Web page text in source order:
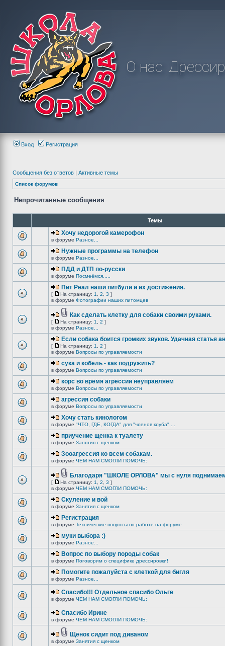
О нас
Вход Регистрация
Сообщения без ответов | Активные темы
Список форумов
Непрочитанные сообщения
Темы
Хочу недорогой камерофон
в форуме Разное...
Нужные программы на телефон
в форуме Разное...
ПДД и ДТП по-русски
в форуме Посмеёмся.....
Пит Реал наши питбули и их достижения.
[ На страницу: 1 2 3 ]
в форуме Фотографии наших питомцев
Как сделать клетку для собаки своими руками.
[ На страницу: 1 2 ]
в форуме Разное...
Если собака боится громких звуков. Удачная статья
[ На страницу: 1 2 ]
в форуме Вопросы по управляемости
сука и кобель - как подружить?
в форуме Вопросы по управляемости
корс во время агрессии неуправляем
в форуме Вопросы по управляемости
агрессия собаки
в форуме Вопросы по управляемости
Хочу стать кинологом
в форуме "ЧТО, ГДЕ, КОГДА" для "членов клуба"....
приучение щенка к туалету
в форуме Занятия с щенком
Зооагрессия ко всем собакам.
в форуме ЧЕМ НАМ СМОГЛИ ПОМОЧЬ:
Благодаря "ШКОЛЕ ОРЛОВА" мы с нуля
[ На страницу: 1 2 3 ]
в форуме ЧЕМ НАМ СМОГЛИ ПОМОЧЬ:
Скуление и вой
в форуме Занятия с щенком
Регистрация
в форуме Технические вопросы по работе на форуме
муки выбора :)
в форуме Разное...
Вопрос по выбору породы собак
в форуме Поговорим о специфике дрессировки!
Помогите пожалуйста с клеткой для бигля
в форуме Разное...
Спасибо!!! Отдельное спасибо Ольге
в форуме ЧЕМ НАМ СМОГЛИ ПОМОЧЬ:
Спасибо Ирине
в форуме ЧЕМ НАМ СМОГЛИ ПОМОЧЬ:
Щенок сидит под диваном
в форуме Занятия с щенком